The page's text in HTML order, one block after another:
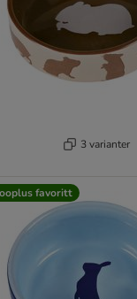
3 varianter
favoritt